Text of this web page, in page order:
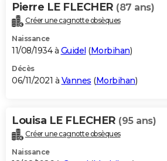
Pierre LE FLECHER (87 ans)
Créer une cagnotte obsèques
Naissance
11/08/1934 à Guidel (Morbihan)
Décès
06/11/2021 à Vannes (Morbihan)
Louisa LE FLECHER (95 ans)
Créer une cagnotte obsèques
Naissance